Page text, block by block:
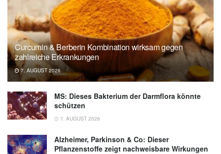
Institut für Qualität und Wirtschaftlichkeit im
Gesundheitswesen: Entwicklungsbedingte
Sehstörungen: Profitieren Kinder und
Jugendliche von aktivem Sehtraining?,
(Abruf: 17.08.2022),
Institut für Qualität und
Wirtschaftlichkeit im Gesundheitswesen
Curcumin & Berberin Kombination wirksam gegen
zahlreiche Erkrankungen
7. AUGUST 2026
MS: Dieses Bakterium der Darmflora könnte
schützen
7. AUGUST 2026
Alzheimer, Parkinson & Co: Dieser
Pflanzenstoffe zeigt nachweisbare Wirkungen